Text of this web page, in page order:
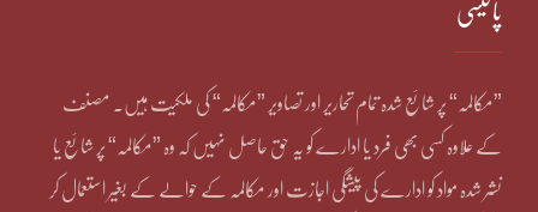
پالیسی
”مکالمہ“ پر شائع شدہ تمام تحاریر اور تصاویر ”مکالمہ“ کی ملکیت ہیں۔ مصنف
کے علاوہ کسی بھی فرد یا ادارے کو یہ حق حاصل نہیں کہ وہ ”مکالمہ“ پر شائع یا
نشر شدہ مواد کو ادارے کی پیشگی اجازت اور مکالمہ کے حوالے کے بغیر استعمال کر